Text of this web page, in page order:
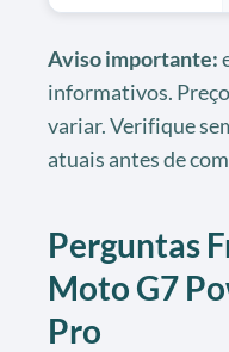
Aviso importante:
informativos.
variar. Verifique
atuais antes de
Perguntas
Moto G7
Pro